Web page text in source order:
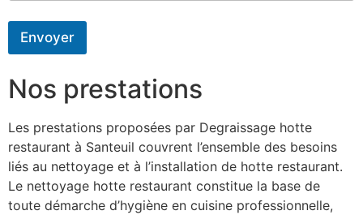
Envoyer
Nos prestations
Les prestations proposées par Degraissage hotte
restaurant à Santeuil couvrent l’ensemble des besoins
liés au nettoyage et à l’installation de hotte restaurant.
Le nettoyage hotte restaurant constitue la base de
toute démarche d’hygiène en cuisine professionnelle,